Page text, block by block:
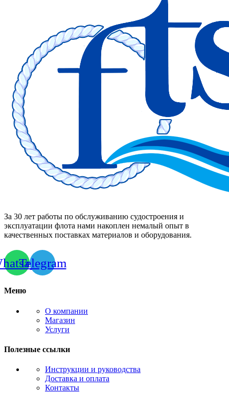
За 30 лет работы по обслуживанию судостроения и
эксплуатации флота нами накоплен немалый опыт в
качественных поставках материалов и оборудования.
Telegram
Меню
О компании
Магазин
Услуги
Полезные ссылки
Инструкции и руководства
Доставка и оплата
Контакты